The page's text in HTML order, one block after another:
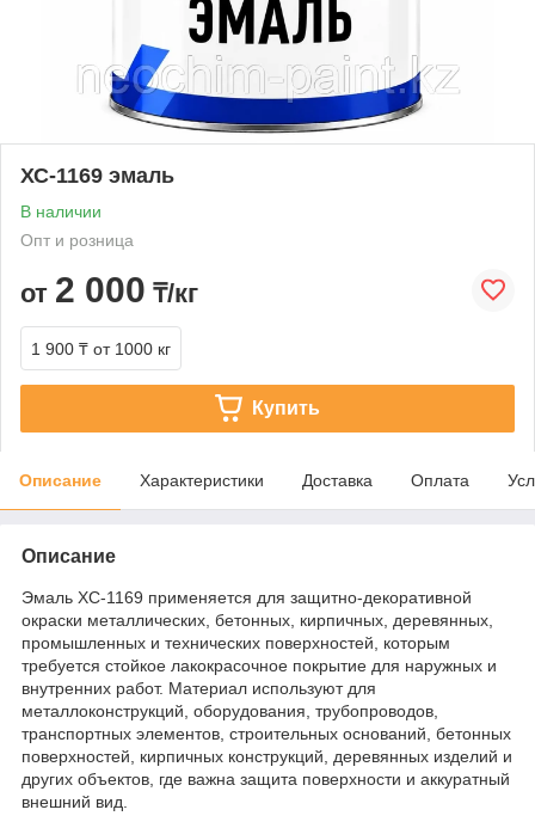
ХС-1169 эмаль
В наличии
Опт и розница
от 2 000 ₸/кг
1 900 ₸ от 1000 кг
Купить
Описание Характеристики Доставка Оплата
Описание
Эмаль ХС-1169 применяется для защитно-декоративной
окраски металлических, бетонных, кирпичных, деревянных,
промышленных и технических поверхностей, которым
требуется стойкое лакокрасочное покрытие для наружных и
внутренних работ. Материал используют для
металлоконструкций, оборудования, трубопроводов,
транспортных элементов, строительных оснований, бетонных
поверхностей, кирпичных конструкций, деревянных изделий и
других объектов, где важна защита поверхности и аккуратный
внешний вид.